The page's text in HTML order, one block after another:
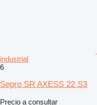
industrial
6
Sepro SR AXESS 22 S3
Precio a consultar